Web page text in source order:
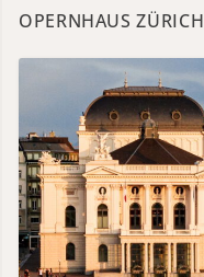
OPERNHAUS ZÜRICH